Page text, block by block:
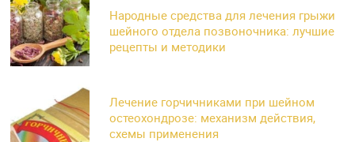
Народные средства для лечения грыжи
шейного отдела позвоночника: лучшие
рецепты и методики
Лечение горчичниками при шейном
остеохондрозе: механизм действия,
схемы применения